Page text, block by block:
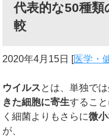
代表的な50種
較
2020年4月15日 [医学・
ウイルスとは、単独で
きた細胞に寄生するこ
く細菌よりもさらに微
が、